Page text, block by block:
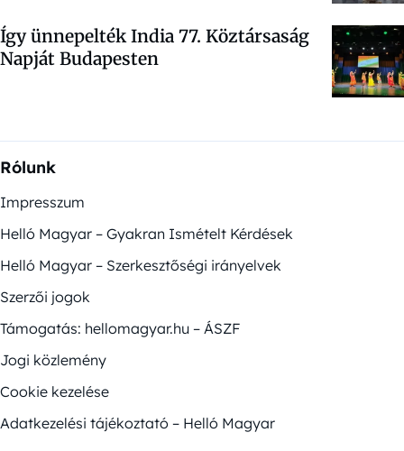
Így ünnepelték India 77. Köztársaság
Napját Budapesten
Rólunk
Impresszum
Helló Magyar – Gyakran Ismételt Kérdések
Helló Magyar – Szerkesztőségi irányelvek
Szerzői jogok
Támogatás: hellomagyar.hu – ÁSZF
Jogi közlemény
Cookie kezelése
Adatkezelési tájékoztató – Helló Magyar